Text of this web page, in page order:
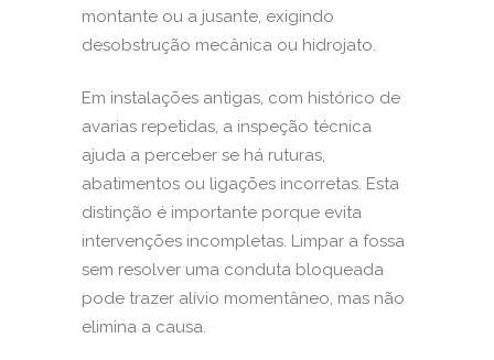
montante ou a jusante, exigindo
desobstrução mecânica ou hidrojato.
Em instalações antigas, com histórico de
avarias repetidas, a inspeção técnica
ajuda a perceber se há ruturas,
abatimentos ou ligações incorretas. Esta
distinção é importante porque evita
intervenções incompletas. Limpar a fossa
sem resolver uma conduta bloqueada
pode trazer alívio momentâneo, mas não
elimina a causa.